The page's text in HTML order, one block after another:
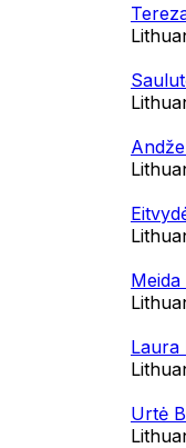
Laura
Urtė